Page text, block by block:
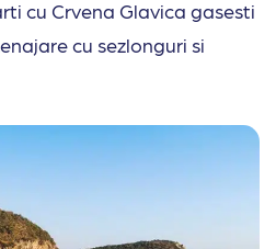
cu Crvena Glavica gasesti
cu sezlonguri si